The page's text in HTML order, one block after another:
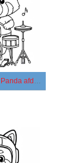
Tekenen Rode Panda afdrukbaar